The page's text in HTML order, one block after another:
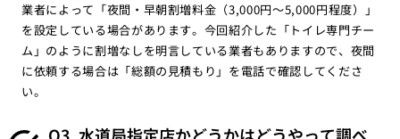
業者によって「夜間・早朝割増料金（3,000円〜5,000円程度）」
を設定している場合があります。今回紹介した「トイレ専門チー
ム」のように割増なしを明言している業者もありますので、夜間
に依頼する場合は「総額の見積もり」を電話で確認してくださ
い。